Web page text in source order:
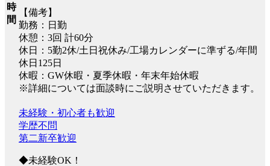
時
間
【備考】
勤務：日勤
休憩：3回 計60分
休日：5勤2休/土日祝休み/工場カレンダーに準ずる/年間
休日125日
休暇：GW休暇・夏季休暇・年末年始休暇
※詳細については面談時にご説明させていただきます。
未経験・初心者も歓迎
学歴不問
第二新卒歓迎
◆未経験OK！